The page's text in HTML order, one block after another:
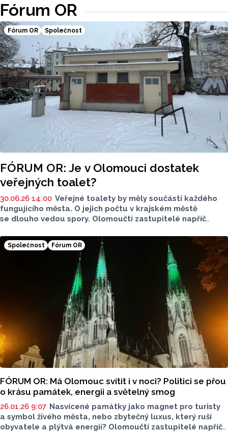
Fórum OR
Fórum OR Společnost
FÓRUM OR: Je v Olomouci dostatek
veřejných toalet?
30.06.26 14:00 Veřejné toalety by měly součástí každého
fungujícího města. O jejich počtu v krajském městě
se dlouho vedou spory. Olomoučtí zastupitelé napříč
situaci a jejich počet. Zastupitelům jsme položili 2 otázky:
Jak nahlížíte na situaci a počet veřejných toalet ve městě?
Přispěla by osvěta ohledně veřejných toalet turismu (v
době pořádání velkých akcí)? Odpovědi jsme zveřejnili
v pořadí, v jakém je zastupitelé zaslali.
Společnost Fórum OR
FÓRUM OR: Má Olomouc svítit i v noci? Politici se přou
o krásu památek, energii a světelný smog
26.01.26 9:07 Nasvícené památky jako magnet pro turisty
a symbol živého města, nebo zbytečný luxus, který ruší
obyvatele a plýtvá energií? Olomoučtí zastupitelé napříč